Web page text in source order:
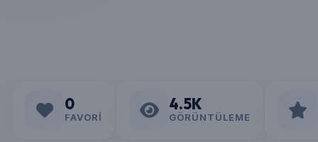
0
FAVORI
4.5K
GÖRÜNTÜLEME